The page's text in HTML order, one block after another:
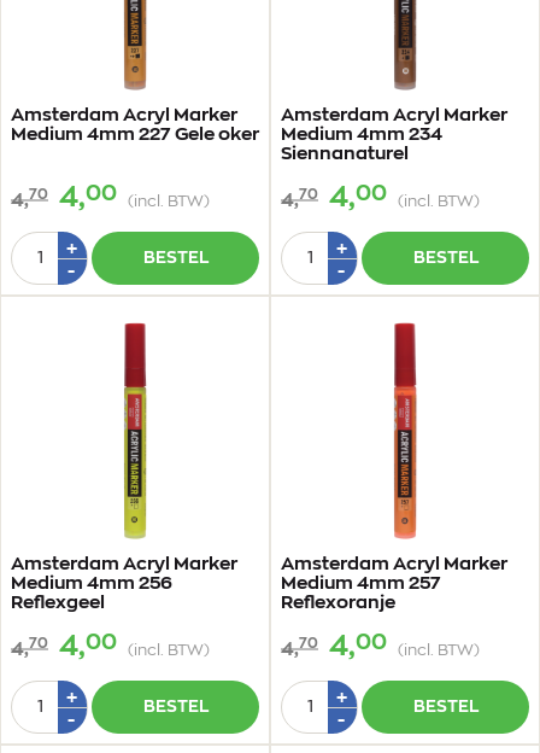
Amsterdam Acryl Marker
Medium 4mm 227 Gele oker
4,70 4,00 (incl. BTW)
Aantal
+Plus
-Min
1
BESTEL
Amsterdam Acryl Marker
Medium 4mm 234
Siennanaturel
4,70 4,00 (incl. BTW)
Aantal
+Plus
-Min
1
BESTEL
Amsterdam Acryl Marker
Medium 4mm 256
Reflexgeel
4,70 4,00 (incl. BTW)
Aantal
+Plus
-Min
1
BESTEL
Amsterdam Acryl Marker
Medium 4mm 257
Reflexoranje
4,70 4,00 (incl. BTW)
Aantal
+Plus
-Min
1
BESTEL